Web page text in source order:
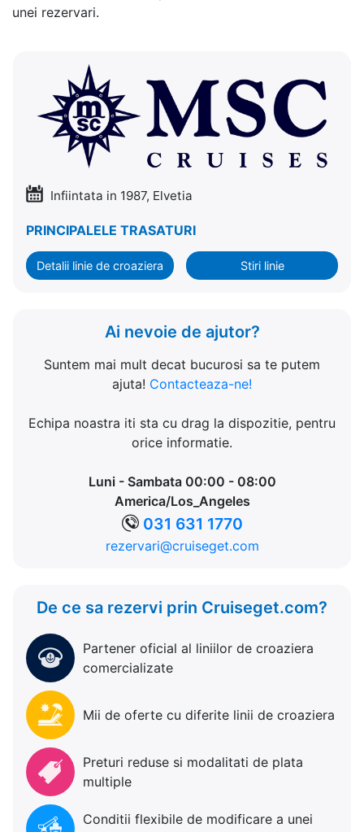
unei rezervari.
Infiintata in 1987, Elvetia
PRINCIPALELE TRASATURI
Detalii linie de croaziera Stiri linie
Ai nevoie de ajutor?
Suntem mai mult decat bucurosi sa te putem
ajuta! Contacteaza-ne!
Echipa noastra iti sta cu drag la dispozitie, pentru
orice informatie.
Luni - Sambata 00:00 - 08:00
America/Los_Angeles
031 631 1770
rezervari@cruiseget.com
De ce sa rezervi prin Cruiseget.com?
Partener oficial al liniilor de croaziera
comercializate
Mii de oferte cu diferite linii de croaziera
Preturi reduse si modalitati de plata
multiple
Conditii flexibile de modificare a unei